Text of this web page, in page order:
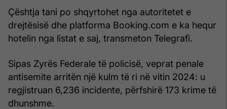
Çështja tani po shqyrtohet nga autoritetet e
drejtësisë dhe platforma Booking.com e ka hequr
hotelin nga listat e saj, transmeton Telegrafi.
Sipas Zyrës Federale të policisë, veprat penale
antisemite arritën një kulm të ri në vitin 2024: u
regjistruan 6,236 incidente, përfshirë 173 krime të
dhunshme.